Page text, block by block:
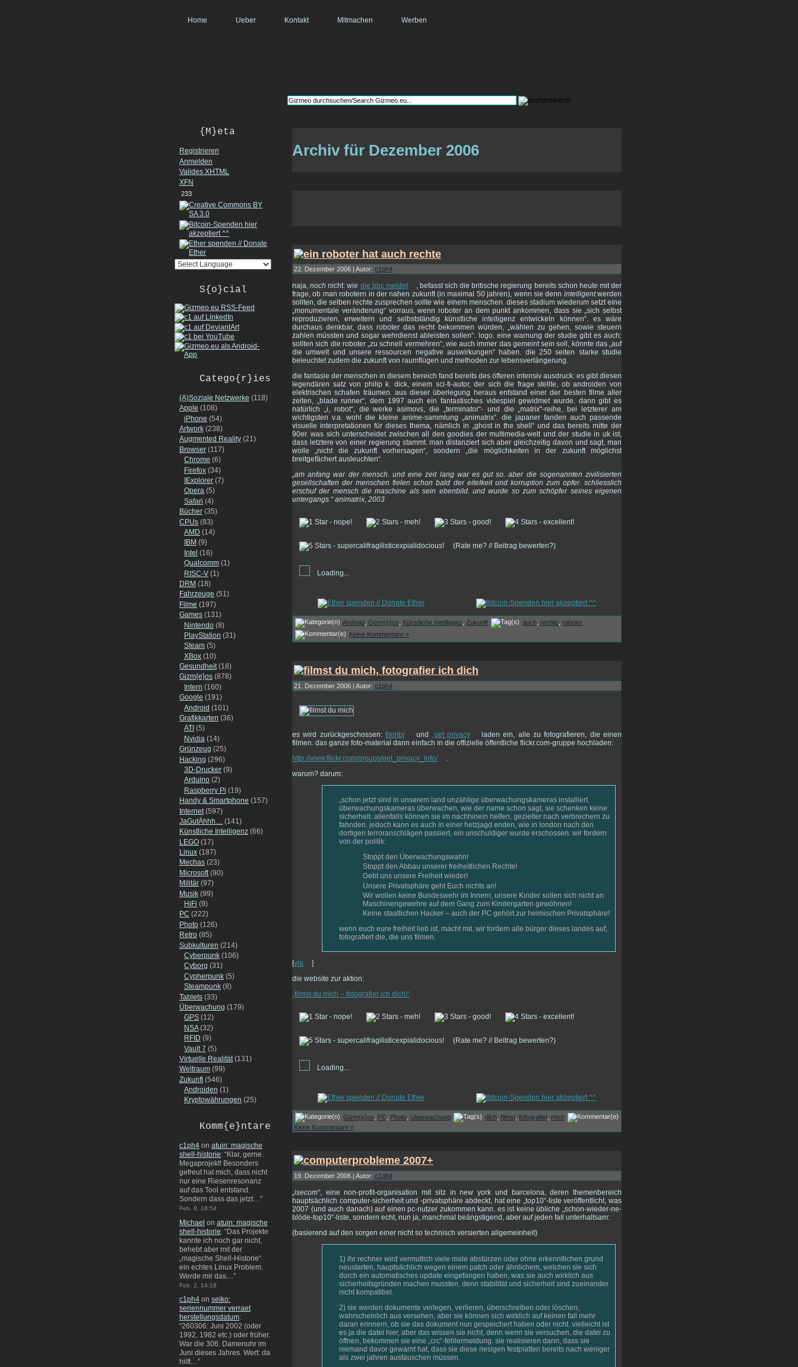
Home Ueber Kontakt Mitmachen Werben
{M}eta
Registrieren
Anmelden
Valides XHTML
XFN
233
S{o}cial
Catego{r}ies
(A)Soziale Netzwerke (118)
Apple (108)
iPhone (54)
Artwork (238)
Augmented Reality (21)
Browser (117)
Chrome (6)
Firefox (34)
IExplorer (7)
Opera (5)
Safari (4)
Bücher (35)
CPUs (83)
AMD (14)
IBM (9)
Intel (16)
Qualcomm (1)
RISC-V (1)
DRM (18)
Fahrzeuge (51)
Filme (197)
Games (131)
Nintendo (8)
PlayStation (31)
Steam (5)
XBox (10)
Gesundheit(18)
Gizm{e}os (878)
Intern (160)
Google (191)
Android (101)
Grafikkarten (36)
ATI (5)
Nvidia (14)
Grünzeug (25)
Hacking (296)
3D-Drucker (9)
Arduino (2)
Raspberry Pi (19)
Handy & Smartphone (157)
Internet (597)
JaGutÄhhh… (141)
Künstliche Intelligenz (66)
LEGO (17)
Linux (187)
Mechas (23)
Microsoft(90)
Militär (97)
Musik (99)
HiFi (9)
PC (222)
Photo (126)
Retro (85)
Subkulturen (214)
Cyberpunk (106)
Cyborg (31)
Cypherpunk (5)
Steampunk (8)
Tablets (33)
Überwachung (179)
GPS (12)
NSA(32)
RFID (9)
Vault 7 (5)
Virtuelle Realität(131)
Weltraum (99)
Zukunft (546)
Androiden (1)
Kryptowährungen (25)
Komm{e}ntare
c1ph4 on atuin: magische
shell-historie: “Klar, gerne.
Megaprojekt! Besonders
gefreut hat mich, dass nicht
nur eine Riesenresonanz
auf das Tool entstand.
Sondern dass das jetzt…”
Feb. 8, 18:54
Michael on atuin: magische
shell-historie: “Das Projekte
kannte ich noch gar nicht,
behebt aber mit der
„magische Shell-Historie“
ein echtes Linux Problem.
Werde mir das… ”
Feb. 2, 14:18
c1ph4 on seiko:
seriennummer verraet
herstellungsdatum:
“260306: Juni 2002 (oder
1992, 1982 etc.) oder früher.
War die 306. Damenuhr im
Juni dieses Jahres. Wert: da
hilft…”
Archiv für Dezember 2006
22. Dezember 2006 | Autor: c1ph4
naja,noch nicht: wie die bbc meldet
, befasst sich die britische regierung bereits schon heute mit der
frage, ob man robotern in der nahen zukunft (in maximal 50 jahren), wenn sie denn intelligentwerden
sollten, die selben rechte zusprechen sollte wie einem menschen. dieses stadium wiederum setzt eine
„monumentale veränderung“ vorraus, wenn roboter an dem punkt ankommen, dass sie „sich selbst
reproduzieren, erweitern und selbstständig künstliche intelligenz entwickeln können“. es wäre
durchaus denkbar, dass roboter das recht bekommen würden, „wählen zu gehen, sowie steuern
zahlen müssten und sogar wehrdienst ableisten sollen“. logo. eine warnung der studie gibt es auch:
sollten sich die roboter „zu schnell vermehren“, wie auch immer das gemeint sein soll, könnte das „auf
die umwelt und unsere ressourcen negative auswirkungen“ haben. die 250 seiten starke studie
beleuchtet zudem die zukunft von raumflügen und methoden zur lebensverlängerung.
die fantasie der menschen in diesem bereich fand bereits des öfteren intensiv ausdruck: es gibt diesen
legendären satz von philip k. dick, einem sci-fi-autor, der sich die frage stellte, ob androiden von
elektrischen schafen träumen. aus dieser überlegung heraus entstand einer der besten filme aller
zeiten, „blade runner“, dem 1997 auch ein fantastisches videspiel gewidmet wurde. dann gibt es
natürlich „i, robot“, die werke asimovs, die „terminator“- und die „matrix“-reihe, bei letzterer am
wichtigsten v.a. wohl die kleine anime-sammlung „animatrix“. die japaner fanden auch passende
visuelle interpretationen für dieses thema, nämlich in „ghost in the shell“ und das bereits mitte der
90er. was sich unterscheidet zwischen all den goodies der multimedia-welt und der studie in uk ist,
dass letztere von einer regierung stammt. man distanziert sich aber gleichzeitig davon und sagt, man
wolle „nicht die zukunft vorhersagen“, sondern „die möglichkeiten in der zukunft möglichst
breitgefächert ausleuchten“.
„am anfang war der mensch. und eine zeit lang war es gut so. aber die sogenannten zivilisierten
gesellschaften der menschen fielen schon bald der eitelkeit und korruption zum opfer. schliesslich
erschuf der mensch die maschine als sein ebenbild. und wurde so zum schöpfer seines eigenen
untergangs.“ animatrix, 2003
(Rate me? // Beitrag bewerten?)
Loading...
Android Gizm{e}os Künstliche Intelligenz Zukunft auch rechte roboter
Keine Kommentare »
21. Dezember 2006 | Autor: c1ph4
es wird zurückgeschossen: fixmbr und .get privacy
laden ein, alle zu fotografieren, die einen
filmen. das ganze foto-material dann einfach in die offizielle öffentliche flickr.com-gruppe hochladen:
http://www.flickr.com/groups/get_privacy_info/
warum? darum:
„schon jetzt sind in unserem land unzählige überwachungskameras installiert.
überwachungskameras überwachen, wie der name schon sagt, sie schenken keine
sicherheit. allenfalls können sie im nachhinein helfen, gezielter nach verbrechern zu
fahnden. jedoch kann es auch in einer hetzjagd enden, wie in london nach den
dortigen terroranschlägen passiert, ein unschuldiger wurde erschossen. wir fordern
von der politik:
Stoppt den Überwachungswahn!
Stoppt den Abbau unserer freiheitlichen Rechte!
Gebt uns unsere Freiheit wieder!
Unsere Privatsphäre geht Euch nichts an!
Wir wollen keine Bundeswehr im Innern, unsere Kinder sollen sich nicht an
Maschinengewehre auf dem Gang zum Kindergarten gewöhnen!
Keine staatlichen Hacker – auch der PC gehört zur heimischen Privatsphäre!
wenn euch eure freiheit lieb ist, macht mit. wir fordern alle bürger dieses landes auf,
fotografiert die, die uns filmen.
[via
]
die website zur aktion:
„filmst du mich – fotografier ich dich!“
(Rate me? // Beitrag bewerten?)
Loading...
Gizm{e}os PC Photo Überwachung dich filmst fotografier, mich
Keine Kommentare »
19. Dezember 2006 | Autor: c1ph4
„isecom“, eine non-profit-organisation mit sitz in new york und barcelona, deren themenbereich
hauptsächlich computer-sicherheit und -privatsphäre abdeckt, hat eine „top10“-liste veröffentlicht, was
2007 (und auch danach) auf einen pc-nutzer zukommen kann. es ist keine übliche „schon-wieder-ne-
blöde-top10“-liste, sondern echt, nun ja, manchmal beängstigend, aber auf jeden fall unterhaltsam:
(basierend auf den sorgen einer nicht so technisch versierten allgemeinheit)
1) ihr rechner wird vermutlich viele male abstürzen oder ohne erkenntlichen grund
neustarten, hauptsächlich wegen einem patch oder ähnlichem, welchen sie sich
durch ein automatisches update eingefangen haben, was sie auch wirklich aus
sicherheitsgründen machen mussten, denn stabilität und sicherheit sind zueinander
nicht kompatibel.
2) sie werden dokumente verlegen, verlieren, überschreiben oder löschen,
wahrscheinlich aus versehen, aber sie können sich wirklich auf keinen fall mehr
daran erinnern, ob sie das dokument nun gespeichert haben oder nicht. vielleicht ist
es ja die datei hier, aber das wissen sie nicht, denn wenn sie versuchen, die datei zu
öffnen, bekommen sie eine „crc“-fehlermeldung. sie realisieren dann, dass sie
niemand davor gewarnt hat, dass sie diese riesigen festplatten bereits nach weniger
als zwei jahren austauschen müssen.